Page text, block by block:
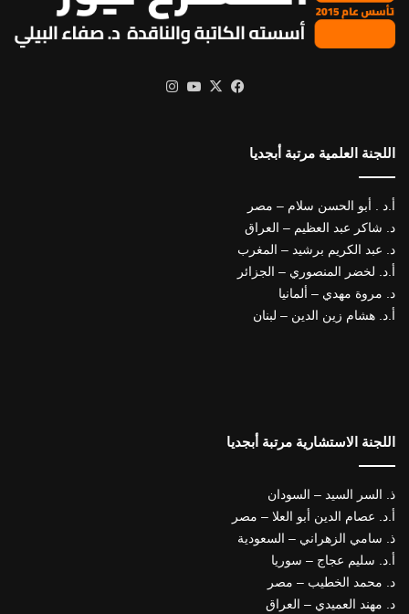
فيسبوك
X يوتيوب
اللجنة العلمية مرتبة أبجديا
أ.د . أبو الحسن سلام – مصر
د. شاكر عبد العظيم – العراق
د. عبد الكريم برشيد – المغرب
أ.د. لخضر المنصوري – الجزائر
د. مروة مهدي – ألمانيا
أ.د. هشام زين الدين – لبنان
اللجنة الاستشارية مرتبة أبجديا
ذ. السر السيد – السودان
أ.د. عصام الدين أبو العلا – مصر
ذ. سامي الزهراني – السعودية
أ.د. سليم عجاج – سوريا
د. محمد الخطيب – مصر
د. مهند العميدي – العراق